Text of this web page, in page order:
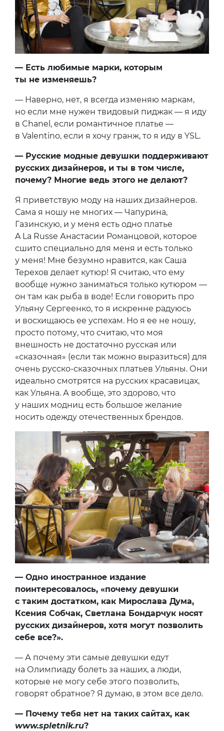
— Есть любимые марки, которым
ты не изменяешь?
— Наверно, нет, я всегда изменяю маркам,
но если мне нужен твидовый пиджак — я иду
в Chanel, если романтичное платье —
в Valentino, если я хочу гранж, то я иду в YSL.
— Русские модные девушки поддерживают
русских дизайнеров, и ты в том числе,
почему? Многие ведь этого не делают?
Я приветствую моду на наших дизайнеров.
Сама я ношу не многих — Чапурина,
Газинскую, и у меня есть одно платье
A La Russe Анастасии Романцовой, которое
сшито специально для меня и есть только
у меня! Мне безумно нравится, как Саша
Терехов делает кутюр! Я считаю, что ему
вообще нужно заниматься только кутюром —
он там как рыба в воде! Если говорить про
Ульяну Сергеенко, то я искренне радуюсь
и восхищаюсь ее успехам. Но я ее не ношу,
просто потому, что считаю, что моя
внешность не достаточно русская или
«сказочная» (если так можно выразиться) для
очень русско-сказочных платьев Ульяны. Они
идеально смотрятся на русских красавицах,
как Ульяна. А вообще, это здорово, что
у наших модниц есть большое желание
носить одежду отечественных брендов.
— Одно иностранное издание
поинтересовалось, «почему девушки
с таким достатком, как Мирослава Дума,
Ксения Собчак, Светлана Бондарчук носят
русских дизайнеров, хотя могут позволить
себе все?».
— А почему эти самые девушки едут
на Олимпиаду болеть за наших, а люди,
которые не могу себе этого позволить,
говорят обратное? Я думаю, в этом все дело.
— Почему тебя нет на таких сайтах, как
www.spletnik.ru?